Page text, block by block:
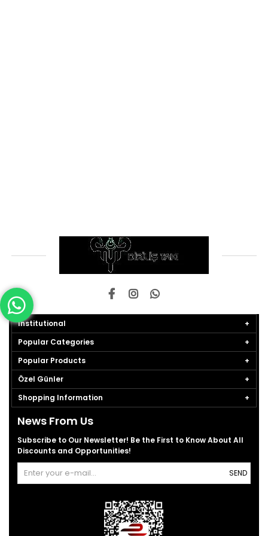
Institutional
Popular Categories
Popular Products
Özel Günler
Shopping Information
News From Us
Subscribe to Our Newsletter! Be the First to Know About All
Discounts and Opportunities!
SEND